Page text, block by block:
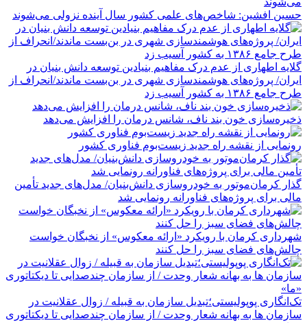
حسین افشین: شاخص‌های علمی کشور سال آینده نزولی می‌شوند
گلایه اطهاری از عدم درک مفاهیم بنیادین توسعه دانش بنیان در
ایران/ پروژه‌های هوشمندسازی شهری در بن‌بست ماندند/انحراف از
طرح جامع ۱۳۸۶ به کشور آسیب زد
ذخیره‌سازی خون بند ناف، شانس درمان را افزایش می‌دهد
رونمایی از نقشه راه جدید زیست‌بوم فناوری کشور
گذار کرمان‌موتور به خودروسازی دانش‌بنیان/ مدل‌های جدید تأمین
مالی برای پروژه‌های فناورانه رونمایی شد
شهرداری کرمان با رویکرد «ارائه معکوس» از نخبگان خواست
چالش‌های فضای سبز را حل کنند
تک‌انگاری پوپولیستی؛تبدیل سازمان به قبیله‌ / زوال عقلانیت در
سازمان ها به بهانه شعار وحدت / از سازمان چندصدایی تا دیکتاتوری